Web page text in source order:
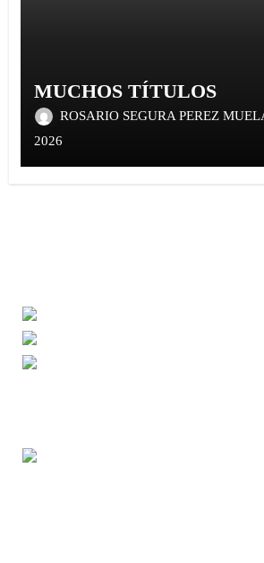
MUCHOS TÍTULOS
ROSARIO SEGURA PEREZ
2026